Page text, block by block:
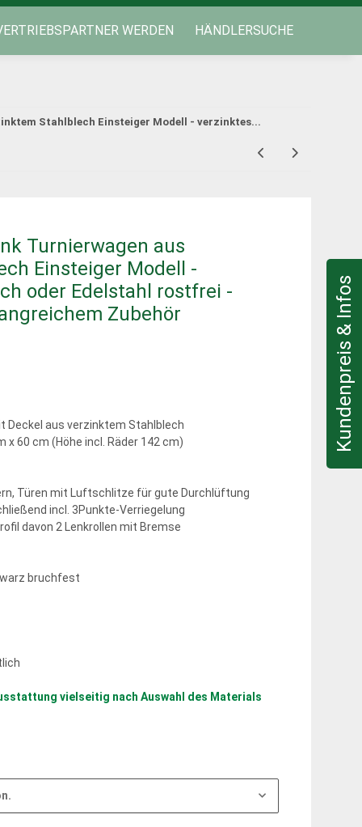
WERDEN HÄNDLERSUCHE
Kundenpreis & Infos
Stahlblech Einsteiger Modell - verzinktes...
Turnierwagen aus
Einsteiger Modell -
oder Edelstahl rostfrei -
Zubehör
Deckel aus verzinktem Stahlblech
x 60 cm (Höhe incl. Räder 142 cm)
Türen mit Luftschlitze für gute Durchlüftung
incl. 3Punkte-Verriegelung
davon 2 Lenkrollen mit Bremse
bruchfest
vielseitig nach Auswahl des Materials